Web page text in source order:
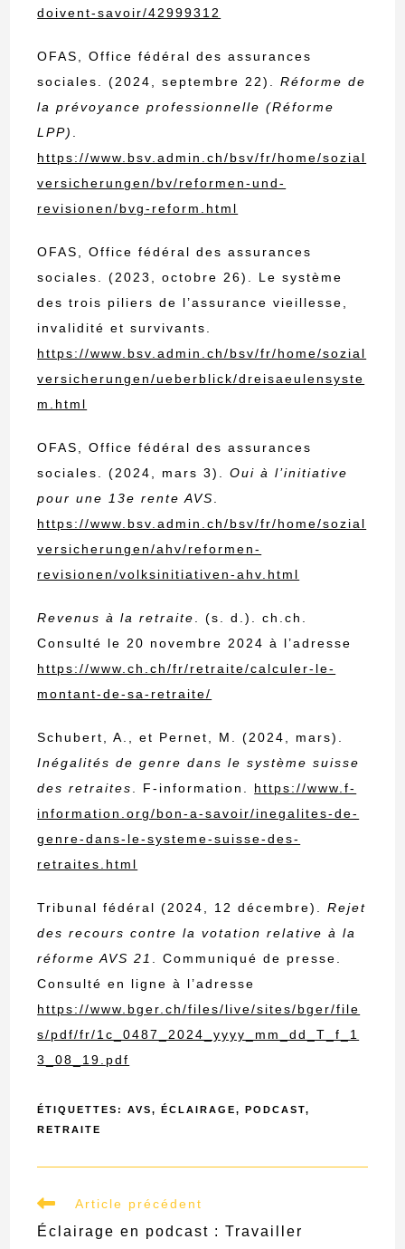
doivent-savoir/42999312
OFAS, Office fédéral des assurances
sociales. (2024, septembre 22).Réforme de
la prévoyance professionnelle (Réforme
LPP)
https://www.bsv.admin.ch/bsv/fr/home/sozial
versicherungen/bv/reformen-und-
revisionen/bvg-reform.html
OFAS, Office fédéral des assurances
sociales. (2023, octobre 26). Le système
des trois piliers de l’assurance vieillesse,
invalidité et survivants.
https://www.bsv.admin.ch/bsv/fr/home/sozial
versicherungen/ueberblick/dreisaeulensyste
m.html
OFAS, Office fédéral des assurances
sociales. (2024, mars 3).Oui à l’initiative
pour une 13e rente AVS
https://www.bsv.admin.ch/bsv/fr/home/sozial
versicherungen/ahv/reformen-
revisionen/volksinitiativen-ahv.html
Revenus à la retraite
. (s. d.). ch.ch.
Consulté le 20 novembre 2024 à l’adresse
https://www.ch.ch/fr/retraite/calculer-le-
montant-de-sa-retraite/
Schubert, A., et Pernet, M. (2024, mars).
Inégalités de genre dans le système suisse
des retraites
. F-information. https://www.f-
information.org/bon-a-savoir/inegalites-de-
genre-dans-le-systeme-suisse-des-
retraites.html
Tribunal fédéral (2024, 12 décembre).Rejet
des recours contre la votation relative à la
réforme AVS 21
. Communiqué de presse.
Consulté en ligne à l’adresse
https://www.bger.ch/files/live/sites/bger/file
s/pdf/fr/1c_0487_2024_yyyy_mm_dd_T_f_1
3_08_19.pdf
ÉTIQUETTES :AVS, ÉCLAIRAGE, PODCAST,
RETRAITE
Read
articles
Article précédent
Éclairage en podcast : Travailler